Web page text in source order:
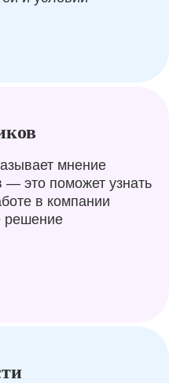
мнение
— это поможет узнать
в компании
решение